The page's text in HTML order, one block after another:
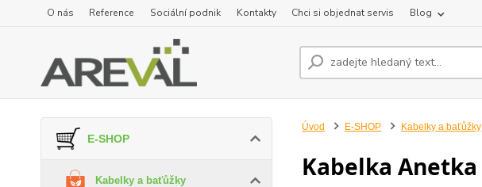
O nás Reference Sociální podnik Kontakty Chci si objednat servis Blog
E-SHOP
Kabelky a baťůžky
Úvod E-SHOP Kabelky a baťůžky
Kabelka Anetka